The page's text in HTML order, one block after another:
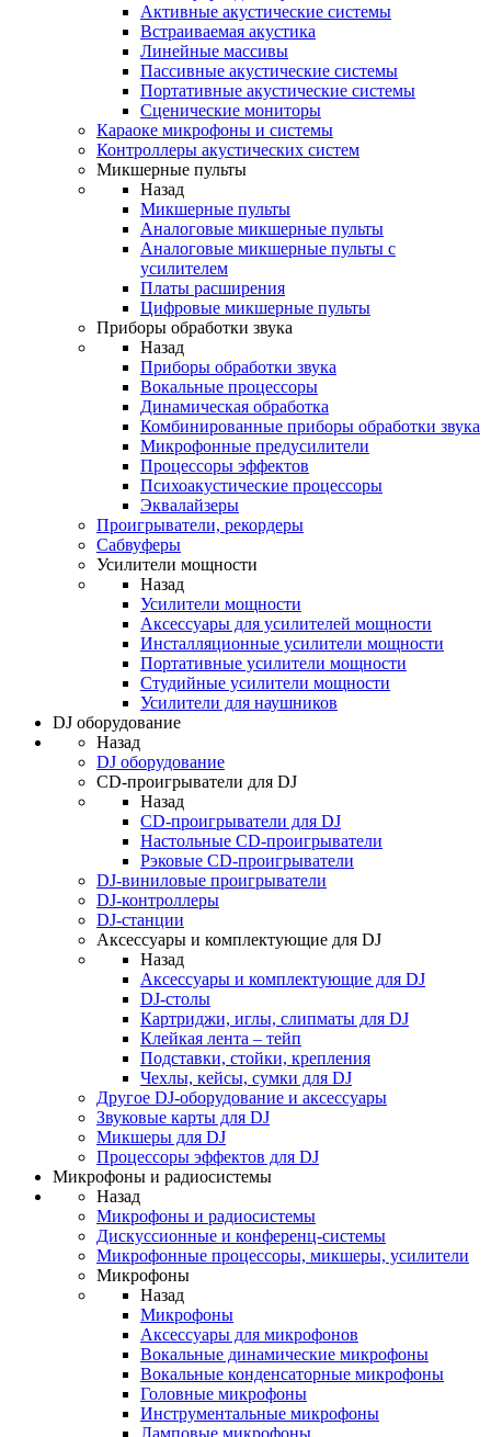
Активные акустические системы
Встраиваемая акустика
Линейные массивы
Пассивные акустические системы
Портативные акустические системы
Сценические мониторы
Караоке микрофоны и системы
Контроллеры акустических систем
Микшерные пульты
Назад
Микшерные пульты
Аналоговые микшерные пульты
Аналоговые микшерные пульты с
усилителем
Платы расширения
Цифровые микшерные пульты
Приборы обработки звука
Назад
Приборы обработки звука
Вокальные процессоры
Динамическая обработка
Комбинированные приборы обработки звука
Микрофонные предусилители
Процессоры эффектов
Психоакустические процессоры
Эквалайзеры
Проигрыватели, рекордеры
Сабвуферы
Усилители мощности
Назад
Усилители мощности
Аксессуары для усилителей мощности
Инсталляционные усилители мощности
Портативные усилители мощности
Студийные усилители мощности
Усилители для наушников
DJ оборудование
Назад
DJ оборудование
CD-проигрыватели для DJ
Назад
CD-проигрыватели для DJ
Настольные CD-проигрыватели
Рэковые CD-проигрыватели
DJ-виниловые проигрыватели
DJ-контроллеры
DJ-станции
Аксессуары и комплектующие для DJ
Назад
Аксессуары и комплектующие для DJ
DJ-столы
Картриджи, иглы, слипматы для DJ
Клейкая лента – тейп
Подставки, стойки, крепления
Чехлы, кейсы, сумки для DJ
Другое DJ-оборудование и аксессуары
Звуковые карты для DJ
Микшеры для DJ
Процессоры эффектов для DJ
Микрофоны и радиосистемы
Назад
Микрофоны и радиосистемы
Дискуссионные и конференц-системы
Микрофонные процессоры, микшеры, усилители
Микрофоны
Назад
Микрофоны
Аксессуары для микрофонов
Вокальные динамические микрофоны
Вокальные конденсаторные микрофоны
Головные микрофоны
Инструментальные микрофоны
Ламповые микрофоны